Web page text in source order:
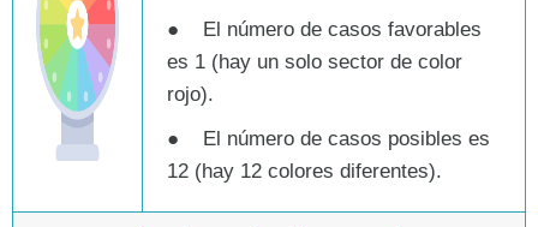
● El número de casos favorables
es 1 (hay un solo sector de color
rojo).
● El número de casos posibles es
12 (hay 12 colores diferentes).